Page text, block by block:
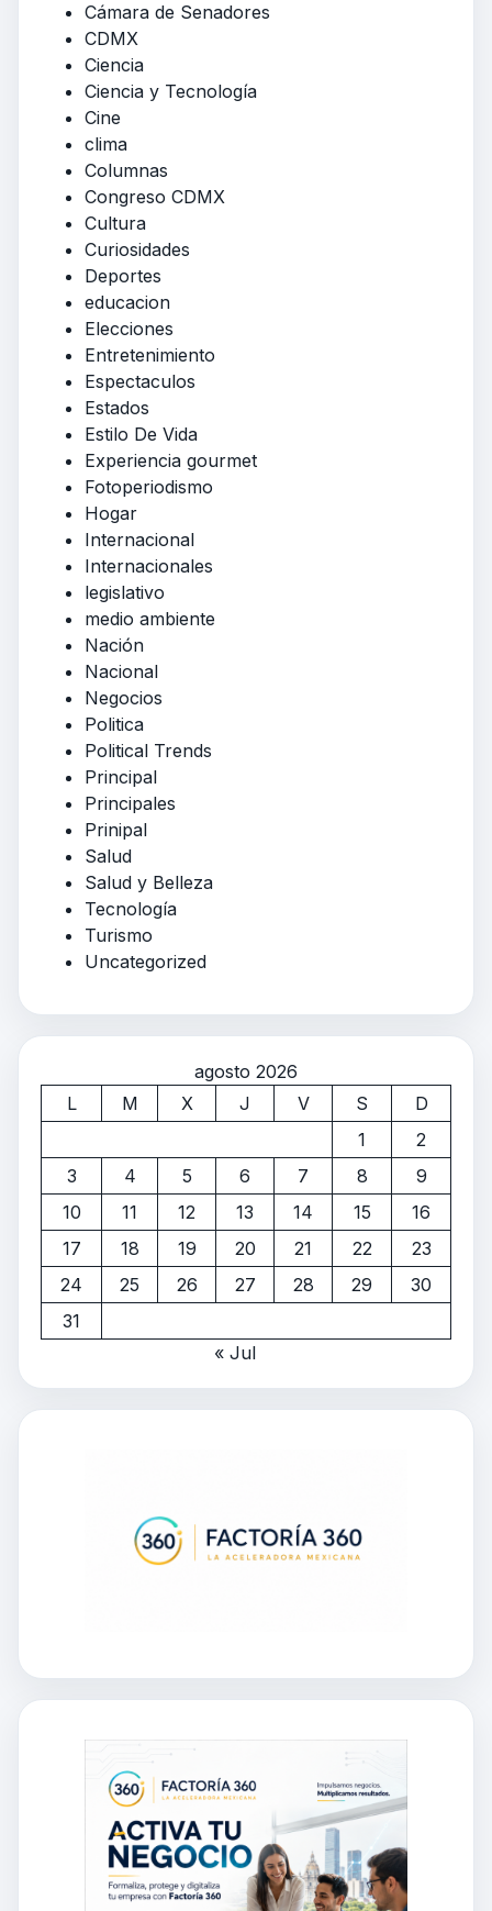
Cámara de Senadores
CDMX
Ciencia
Ciencia y Tecnología
Cine
clima
Columnas
Congreso CDMX
Cultura
Curiosidades
Deportes
educacion
Elecciones
Entretenimiento
Espectaculos
Estados
Estilo De Vida
Experiencia gourmet
Fotoperiodismo
Hogar
Internacional
Internacionales
legislativo
medio ambiente
Nación
Nacional
Negocios
Politica
Political Trends
Principal
Principales
Prinipal
Salud
Salud y Belleza
Tecnología
Turismo
Uncategorized
agosto 2026
L
M X J V S
D
1
2
3
4 5 6 7 8
9
10
11 12 13 14 15
16
17
18 19 20 21 22
23
24
25 26 27 28 29
30
31
« Jul